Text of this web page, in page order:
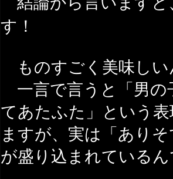
す！
ものすごく美味しい
一言で言うと「男の
てあたふた」という
ますが、実は「あり
が盛り込まれている